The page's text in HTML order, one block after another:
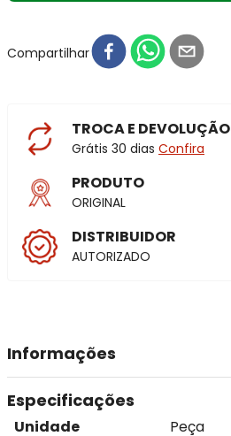
Compartilhar
TROCA E DEVOLUÇÃO
Grátis 30 dias Confira
PRODUTO
ORIGINAL
DISTRIBUIDOR
AUTORIZADO
Informações
Especificações
Unidade
Peça